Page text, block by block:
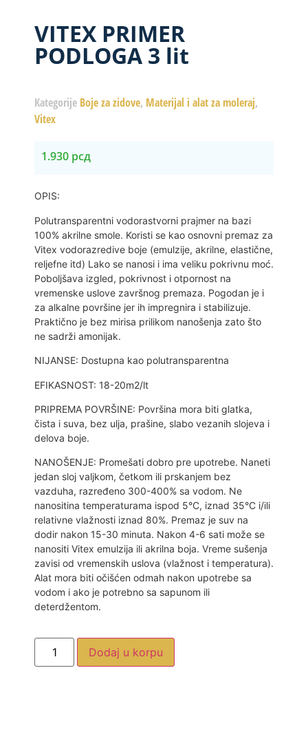
VITEX PRIMER
PODLOGA 3 lit
Kategorije Boje za zidove, Materijal i alat za moleraj,
Vitex
1.930 рсд
OPIS:
Polutransparentni vodorastvorni prajmer na bazi
100% akrilne smole. Koristi se kao osnovni premaz za
Vitex vodorazredive boje (emulzije, akrilne, elastične,
reljefne itd) Lako se nanosi i ima veliku pokrivnu moć.
Poboljšava izgled, pokrivnost i otpornost na
vremenske uslove završnog premaza. Pogodan je i
za alkalne površine jer ih impregnira i stabilizuje.
Praktično je bez mirisa prilikom nanošenja zato što
ne sadrži amonijak.
NIJANSE: Dostupna kao polutransparentna
EFIKASNOST: 18-20m2/lt
PRIPREMA POVRŠINE: Površina mora biti glatka,
čista i suva, bez ulja, prašine, slabo vezanih slojeva i
delova boje.
NANOŠENJE: Promešati dobro pre upotrebe. Naneti
jedan sloj valjkom, četkom ili prskanjem bez
vazduha, razređeno 300-400% sa vodom. Ne
nanositina temperaturama ispod 5°C, iznad 35°C i/ili
relativne vlažnosti iznad 80%. Premaz je suv na
dodir nakon 15-30 minuta. Nakon 4-6 sati može se
nanositi Vitex emulzija ili akrilna boja. Vreme sušenja
zavisi od vremenskih uslova (vlažnost i temperatura).
Alat mora biti očišćen odmah nakon upotrebe sa
vodom i ako je potrebno sa sapunom ili
deterdžentom.
Dodaj u korpu